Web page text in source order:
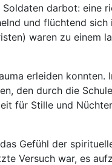
darbot: eine
und flüchtend
waren zu einem
erleiden konnten.
den durch die
für Stille und
Gefühl der
Versuch war, es